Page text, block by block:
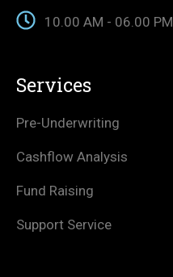
10.00 AM - 06.00 PM
Services
Pre-Underwriting
Cashflow Analysis
Fund Raising
Support Service